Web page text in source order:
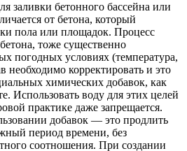
заливки бетонного бассейна или
от бетона, который
пола или площадок. Процесс
тоже существенно
погодных условиях (температура,
необходимо корректировать и это
химических добавок, как
Использовать воду для этих целей
практике даже запрещается.
добавок — это продлить
период времени, без
соотношения. При создании